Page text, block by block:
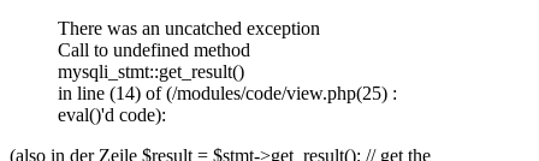
There was an uncatched exception
Call to undefined method
mysqli_stmt::get_result()
in line (14) of (/modules/code/view.php(25) :
eval()'d code):
(also in der Zeile $result = $stmt->get_result(); // get the